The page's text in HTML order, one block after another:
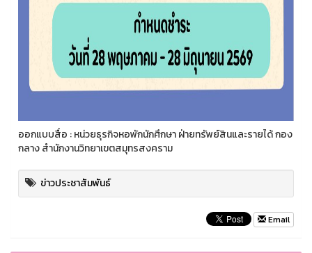
ออกแบบสื่อ : หน่วยธุรกิจหอพักนักศึกษา ฝ่ายทรัพย์สินและรายได้ กอง
กลาง สำนักงานวิทยาเขตสมุทรสงคราม
ข่าวประชาสัมพันธ์
Email